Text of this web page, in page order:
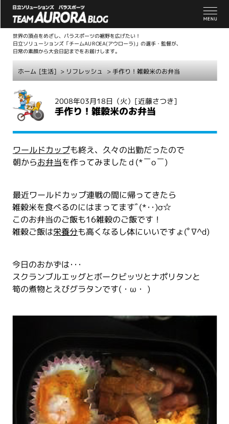
世界の頂点をめざし、パラスポーツの裾野を広げたい！
日立ソリューションズ「チームAUROEA(アウローラ)」の選手・監督が、
日常の素顔から大会日記までをお届けします。
ホーム [生活] > リフレッシュ > 手作り！雑穀米のお弁当
2008年03月18日（火） [近藤さつき]
手作り！雑穀米のお弁当
ワールドカップも終え、久々の出勤だったので
朝からお弁当を作ってみましたｄ(*￣o￣)
最近ワールドカップ連戦の間に帰ってきたら
雑穀米を食べるのにはまってますﾞ(*･･)σ☆
このお弁当のご飯も16雑穀のご飯です！
雑穀ご飯は栄養分も高くなるし体にいいですょ(ﾟ∇^d)
今日のおかずは･･･
スクランブルエッグとボークビッツとナポリタンと
筍の煮物とえびグラタンです(・ω・ )